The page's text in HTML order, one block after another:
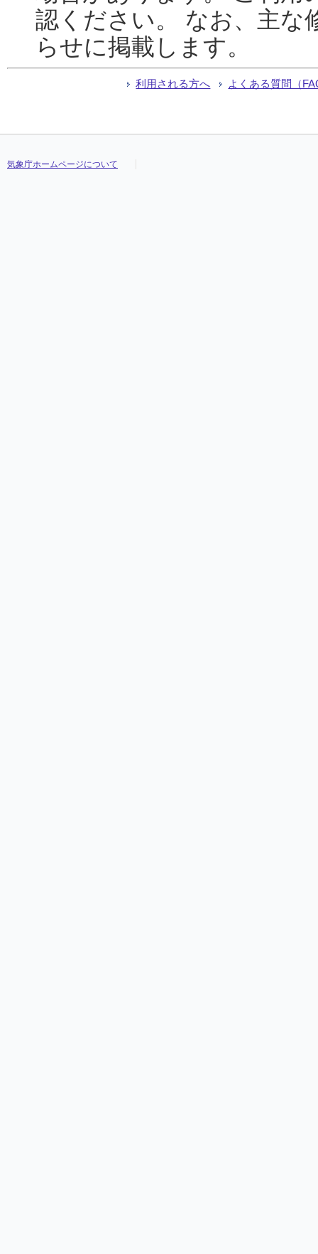
認ください。 なお、主な
らせに掲載します。
利用される方へ よくある質問（
気象庁ホームページについて